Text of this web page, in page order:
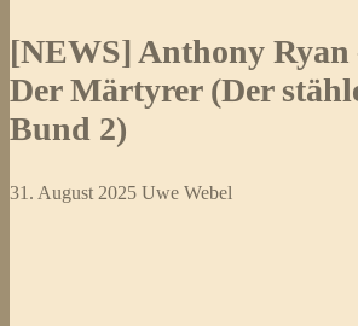
[NEWS] Anthony Ryan
Der Märtyrer (Der
Bund 2)
31. August 2025 Uwe Webel